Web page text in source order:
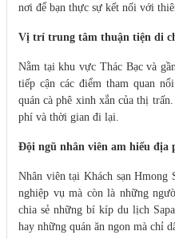
nơi để bạn thực sự kết nối với
Vị trí trung tâm thuận tiện di
Nằm tại khu vực Thác Bạc và
tiếp cận các điểm tham quan
quán cà phê xinh xắn của thị
phí và thời gian đi lại.
Đội ngũ nhân viên am hiểu địa
Nhân viên tại Khách sạn Hmong
nghiệp vụ mà còn là những
chia sẻ những bí kíp du lịch
hay những quán ăn ngon mà chỉ